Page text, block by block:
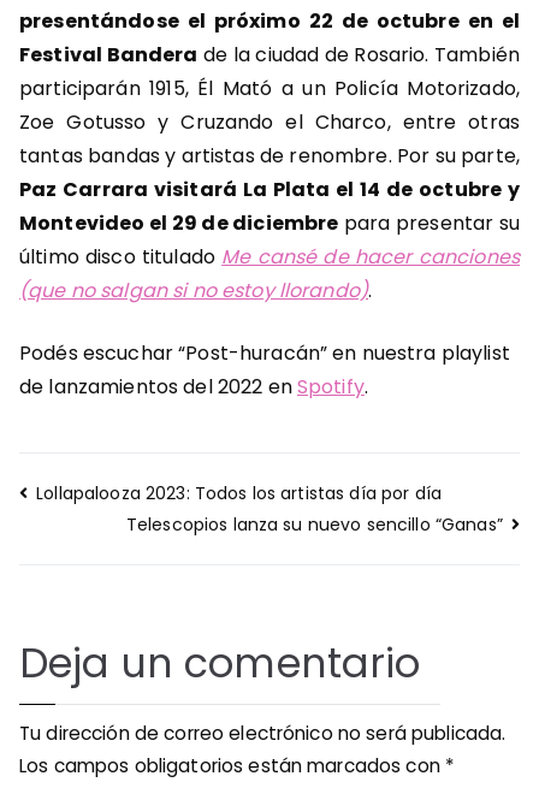
presentándose el próximo 22 de octubre en el
Festival Bandera de la ciudad de Rosario. También
participarán 1915, Él Mató a un Policía Motorizado,
Zoe Gotusso y Cruzando el Charco, entre otras
tantas bandas y artistas de renombre. Por su parte,
Paz Carrara visitará La Plata el 14 de octubre y
Montevideo el 29 de diciembre para presentar su
último disco titulado Me cansé de hacer canciones
(que no salgan si no estoy llorando).
Podés escuchar “Post-huracán” en nuestra playlist
de lanzamientos del 2022 enSpotify.
Navegación
Lollapalooza 2023: Todos los artistas día por día
Telescopios lanza su nuevo sencillo “Ganas”
Deja un comentario
Tu dirección de correo electrónico no será publicada.
Los campos obligatorios están marcados con *